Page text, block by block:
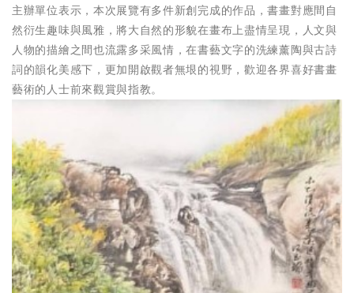
主辦單位表示，本次展覽有多件新創完成的作品，書畫對應間自
然衍生趣味與風雅，將大自然的形貌在畫布上盡情呈現，人文與
人物的描繪之間也流露多采風情，在書藝文字的洗練薰陶與古詩
詞的韻化美感下，更加開啟觀者無垠的視野，歡迎各界喜好書畫
藝術的人士前來觀賞與指教。